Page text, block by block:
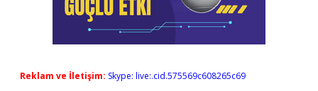
Reklam ve İletişim: Skype: live:.cid.575569c608265c69